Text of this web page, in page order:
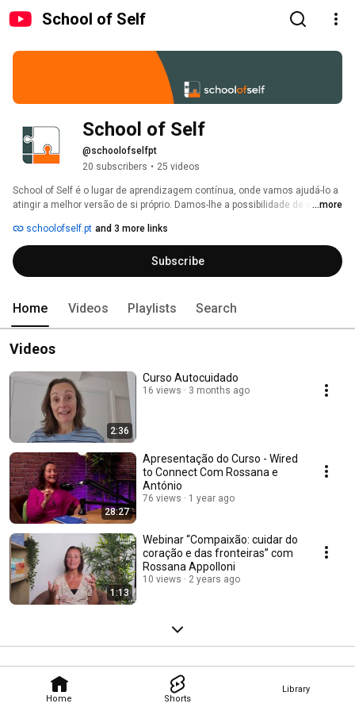
School of Self
Home Shorts
Library
School of Self
@schoolofselfpt
20 subscribers • 25 videos
School of Self é o lugar de aprendizagem contínua, onde vamos ajudá-lo a
atingir a melhor versão de si próprio. Damos-lhe a possibilidade de explorar
atualidade para contribuir para o desenvolvimento das habilidades
interpessoais e humanas.
...more
schoolofself.pt and 3 more links
Subscribe
Home Videos Playlists Search
Videos
2:36
Curso Autocuidado
16 views 3 months ago
28:27
Apresentação do Curso - Wired
to Connect Com Rossana e
António
76 views 1 year ago
1:13
Webinar “Compaixão: cuidar do
coração e das fronteiras” com
Rossana Appolloni
10 views 2 years ago